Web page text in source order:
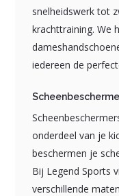
snelheidswerk tot
krachttraining. We
iedereen de
onderdeel van je
beschermen je
Bij Legend Sports
verschillende